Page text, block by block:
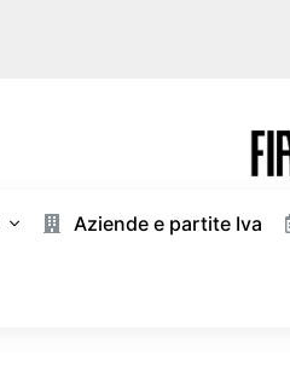
Aziende e partite Iva